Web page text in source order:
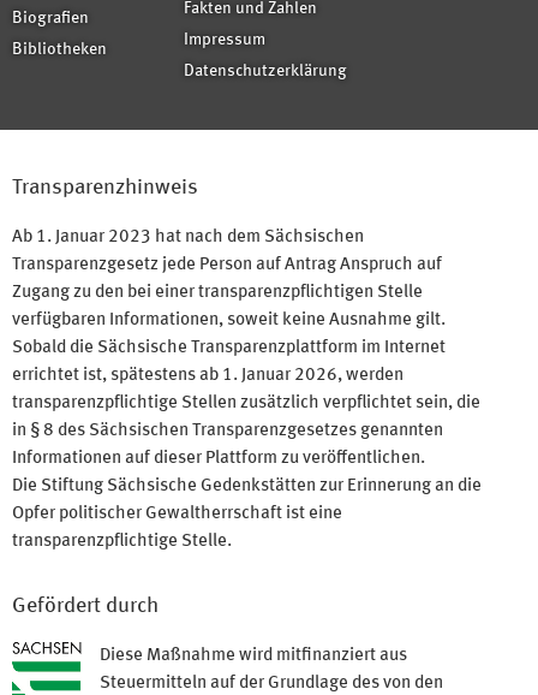
Biografien
Bibliotheken
Fakten und Zahlen
Impressum
Datenschutzerklärung
Transparenzhinweis
Ab 1. Januar 2023 hat nach dem Sächsischen
Transparenzgesetz jede Person auf Antrag Anspruch auf
Zugang zu den bei einer transparenzpflichtigen Stelle
verfügbaren Informationen, soweit keine Ausnahme gilt.
Sobald die Sächsische Transparenzplattform im Internet
errichtet ist, spätestens ab 1. Januar 2026, werden
transparenzpflichtige Stellen zusätzlich verpflichtet sein, die
in § 8 des Sächsischen Transparenzgesetzes genannten
Informationen auf dieser Plattform zu veröffentlichen.
Die Stiftung Sächsische Gedenkstätten zur Erinnerung an die
Opfer politischer Gewaltherrschaft ist eine
transparenzpflichtige Stelle.
Gefördert durch
Diese Maßnahme wird mitfinanziert aus
Steuermitteln auf der Grundlage des von den